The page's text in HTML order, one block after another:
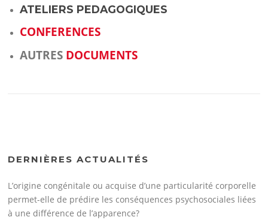
ATELIERS PEDAGOGIQUES
CONFERENCES
AUTRES DOCUMENTS
DERNIÈRES ACTUALITÉS
L’origine congénitale ou acquise d’une particularité corporelle
permet-elle de prédire les conséquences psychosociales liées
à une différence de l’apparence?